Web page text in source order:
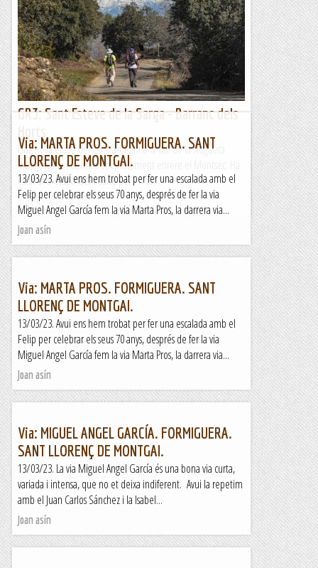
GR3: Sant Esteve de la Sarga - Barranc dels
Una nova etapa del GR3, arribant a la vall de la Noguera
Ribagorçana i deixant definitivament enrere el Montsec. Ha
estat una etapa fàcil i curta però molt...
Blog de muntanya
Via: MARTA PROS. FORMIGUERA. SANT
LLORENÇ DE MONTGAI.
13/03/23. Avui ens hem trobat per fer una escalada amb el
Felip per celebrar els seus 70 anys, després de fer la via
Miguel Angel García fem la via Marta Pros, la darrera via...
Joan asín
Via: MARTA PROS. FORMIGUERA. SANT
LLORENÇ DE MONTGAI.
13/03/23. Avui ens hem trobat per fer una escalada amb el
Felip per celebrar els seus 70 anys, després de fer la via
Miguel Angel García fem la via Marta Pros, la darrera via...
Joan asín
Via: MIGUEL ANGEL GARCÍA. FORMIGUERA.
SANT LLORENÇ DE MONTGAI.
13/03/23. La via Miguel Angel García és una bona via curta,
variada i intensa, que no et deixa indiferent. Avui la repetim
amb el Juan Carlos Sánchez i la Isabel...
Joan asín